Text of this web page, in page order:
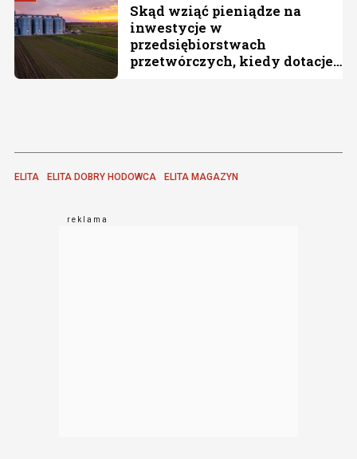
Skąd wziąć pieniądze na
inwestycje w
przedsiębiorstwach
przetwórczych, kiedy dotacje
ELITA ELITA DOBRY HODOWCA ELITA MAGAZYN